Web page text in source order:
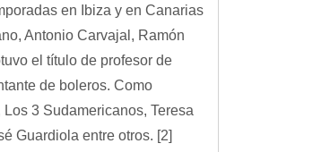
en Ibiza y en Canarias
Antonio Carvajal, Ramón
el título de profesor de
de boleros. Como
3 Sudamericanos, Teresa
Guardiola entre otros. [2]